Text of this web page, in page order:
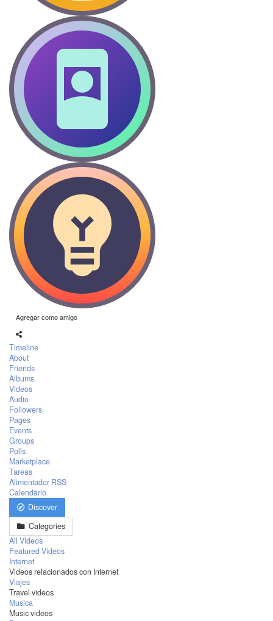
Agregar como amigo
Timeline
About
Friends
Albums
Videos
Audio
Followers
Pages
Events
Groups
Polls
Marketplace
Tareas
Alimentador RSS
Calendario
Discover
Categories
All Videos
Featured Videos
Internet
Videos relacionados con Internet
Viajes
Travel videos
Musica
Music videos